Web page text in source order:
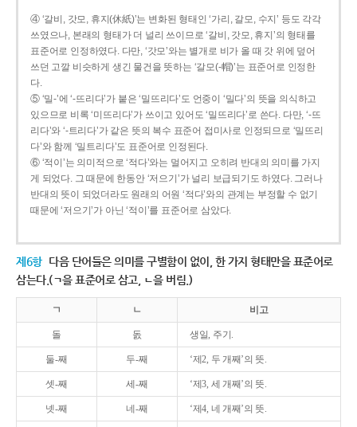
④ ‘갈비, 갓모, 휴지(休紙)’는 변화된 형태인 ‘가리, 갈모, 수지’ 등도 각각
쓰였으나, 본래의 형태가 더 널리 쓰이므로 ‘갈비, 갓모, 휴지’의 형태를
표준어로 인정하였다. 다만, ‘갓모’와는 별개로 비가 올 때 갓 위에 덮어
쓰던 고깔 비슷하게 생긴 물건을 뜻하는 ‘갈모(-帽)’는 표준어로 인정한
다.
⑤ ‘밀-’에 ‘-뜨리다’가 붙은 ‘밀뜨리다’도 언중이 ‘밀다’의 뜻을 의식하고
있으므로 비록 ‘미뜨리다’가 쓰이고 있어도 ‘밀뜨리다’로 쓴다. 다만, ‘-뜨
리다’와 ‘-트리다’가 같은 뜻의 복수 표준어 접미사로 인정되므로 ‘밀뜨리
다’와 함께 ‘밀트리다’도 표준어로 인정된다.
⑥ ‘적이’는 의미적으로 ‘적다’와는 멀어지고 오히려 반대의 의미를 가지
게 되었다. 그 때문에 한동안 ‘저으기’가 널리 보급되기도 하였다. 그러나
반대의 뜻이 되었더라도 원래의 어원 ‘적다’와의 관계는 부정할 수 없기
때문에 ‘저으기’가 아닌 ‘적이’를 표준어로 삼았다.
제6항 다음 단어들은 의미를 구별함이 없이, 한 가지 형태만을 표준어로
삼는다.(ㄱ을 표준어로 삼고, ㄴ을 버림.)
ㄱ ㄴ 비고
돌 돐 생일, 주기.
둘-째 두-째 ‘제2, 두 개째’의 뜻.
셋-째 세-째 ‘제3, 세 개째’의 뜻.
넷-째 네-째 ‘제4, 네 개째’의 뜻.